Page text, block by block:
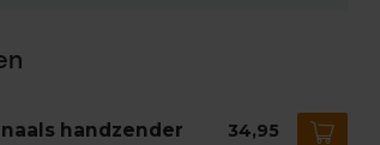
handzender 34,95